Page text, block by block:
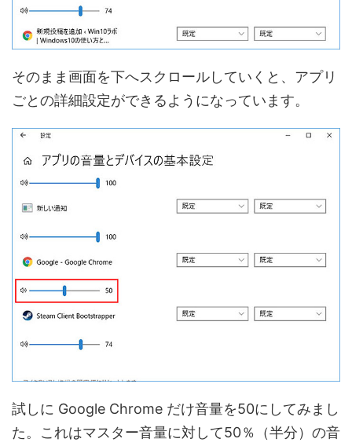
そのまま画面を下へスクロールしていくと、アプリ
ごとの詳細設定ができるようになっています。
試しに Google Chrome だけ音量を50にしてみまし
た。これはマスター音量に対して50％（半分）の音